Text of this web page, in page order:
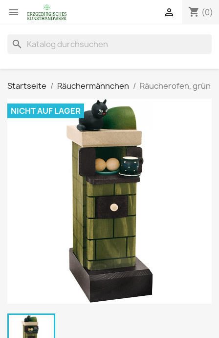
 shopping_cart (0)

search
Startseite Räuchermännchen Räucherofen, grün
NICHT AUF LAGER